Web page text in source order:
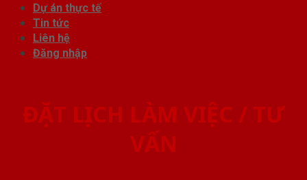
Dự án thực tế
Tin tức
Liên hệ
Đăng nhập
ĐẶT LỊCH LÀM VIỆC / TƯ
VẤN